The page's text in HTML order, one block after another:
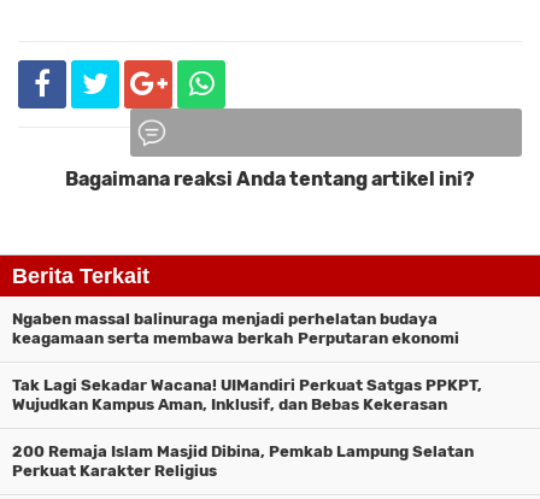
Komentar
Bagaimana reaksi Anda tentang artikel ini?
Berita Terkait
Ngaben massal balinuraga menjadi perhelatan budaya
keagamaan serta membawa berkah Perputaran ekonomi
Tak Lagi Sekadar Wacana! UIMandiri Perkuat Satgas PPKPT,
Wujudkan Kampus Aman, Inklusif, dan Bebas Kekerasan
200 Remaja Islam Masjid Dibina, Pemkab Lampung Selatan
Perkuat Karakter Religius